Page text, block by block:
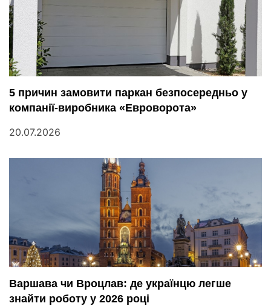
5 причин замовити паркан безпосередньо у
компанії-виробника «Евроворота»
20.07.2026
Варшава чи Вроцлав: де українцю легше
знайти роботу у 2026 році